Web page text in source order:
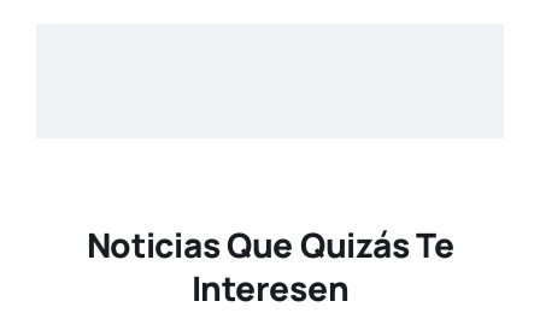
Noticias Que Quizás Te
Interesen